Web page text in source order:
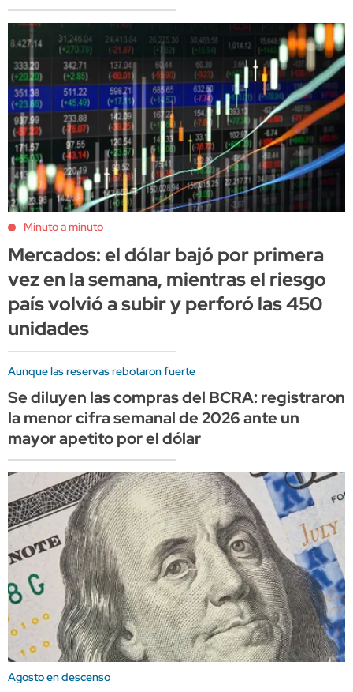
Minuto a minuto
Mercados: el dólar bajó por primera
vez en la semana, mientras el riesgo
país volvió a subir y perforó las 450
unidades
Aunque las reservas rebotaron fuerte
Se diluyen las compras del BCRA: registraron
la menor cifra semanal de 2026 ante un
mayor apetito por el dólar
Agosto en descenso